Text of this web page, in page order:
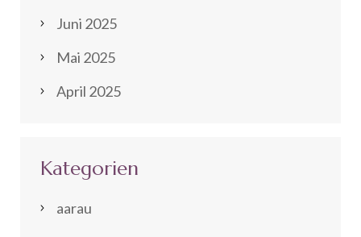
Juni 2025
Mai 2025
April 2025
Kategorien
aarau